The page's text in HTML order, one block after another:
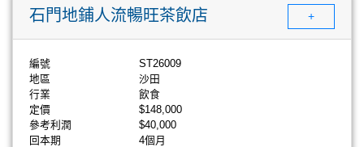
石門地鋪人流暢旺茶飲店 +
編號
ST26009
地區
沙田
行業
飲食
定價
$148,000
參考利潤
$40,000
回本期
4個月